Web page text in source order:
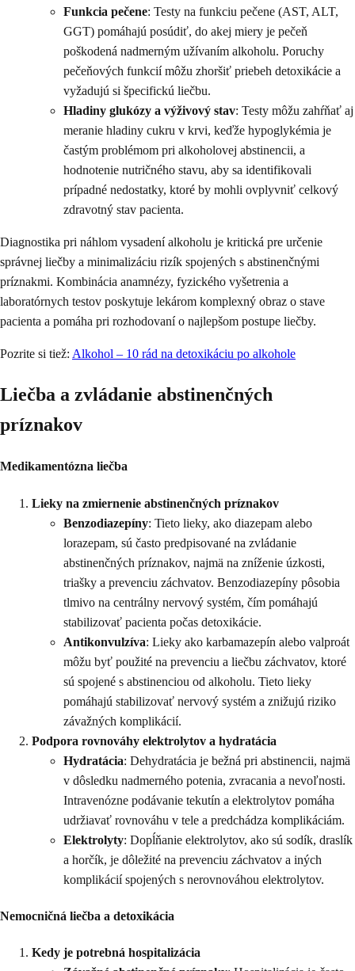
Funkcia pečene: Testy na funkciu pečene (AST, ALT,
GGT) pomáhajú posúdiť, do akej miery je pečeň
poškodená nadmerným užívaním alkoholu. Poruchy
pečeňových funkcií môžu zhoršiť priebeh detoxikácie a
vyžadujú si špecifickú liečbu.
Hladiny glukózy a výživový stav: Testy môžu zahŕňať aj
meranie hladiny cukru v krvi, keďže hypoglykémia je
častým problémom pri alkoholovej abstinencii, a
hodnotenie nutričného stavu, aby sa identifikovali
prípadné nedostatky, ktoré by mohli ovplyvniť celkový
zdravotný stav pacienta.
Diagnostika pri náhlom vysadení alkoholu je kritická pre určenie
správnej liečby a minimalizáciu rizík spojených s abstinenčnými
príznakmi. Kombinácia anamnézy, fyzického vyšetrenia a
laboratórnych testov poskytuje lekárom komplexný obraz o stave
pacienta a pomáha pri rozhodovaní o najlepšom postupe liečby.
Pozrite si tiež: Alkohol – 10 rád na detoxikáciu po alkohole
Liečba a zvládanie abstinenčných
príznakov
Medikamentózna liečba
Lieky na zmiernenie abstinenčných príznakov
Benzodiazepíny: Tieto lieky, ako diazepam alebo
lorazepam, sú často predpisované na zvládanie
abstinenčných príznakov, najmä na zníženie úzkosti,
triašky a prevenciu záchvatov. Benzodiazepíny pôsobia
tlmivo na centrálny nervový systém, čím pomáhajú
stabilizovať pacienta počas detoxikácie.
Antikonvulzíva: Lieky ako karbamazepín alebo valproát
môžu byť použité na prevenciu a liečbu záchvatov, ktoré
sú spojené s abstinenciou od alkoholu. Tieto lieky
pomáhajú stabilizovať nervový systém a znižujú riziko
závažných komplikácií.
Podpora rovnováhy elektrolytov a hydratácia
Hydratácia: Dehydratácia je bežná pri abstinencii, najmä
v dôsledku nadmerného potenia, zvracania a nevoľnosti.
Intravenózne podávanie tekutín a elektrolytov pomáha
udržiavať rovnováhu v tele a predchádza komplikáciám.
Elektrolyty: Dopĺňanie elektrolytov, ako sú sodík, draslík
a horčík, je dôležité na prevenciu záchvatov a iných
komplikácií spojených s nerovnováhou elektrolytov.
Nemocničná liečba a detoxikácia
Kedy je potrebná hospitalizácia